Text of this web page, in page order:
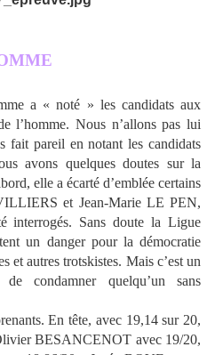
a « noté » les candidats aux
l’homme. Nous n’allons pas lui
fait pareil en notant les candidats
avons quelques doutes sur la
elle a écarté d’emblée certains
et Jean-Marie LE PEN,
interrogés. Sans doute la Ligue
un danger pour la démocratie
et autres trotskistes. Mais c’est un
condamner quelqu’un sans
En tête, avec 19,14 sur 20,
BESANCENOT avec 19/20,